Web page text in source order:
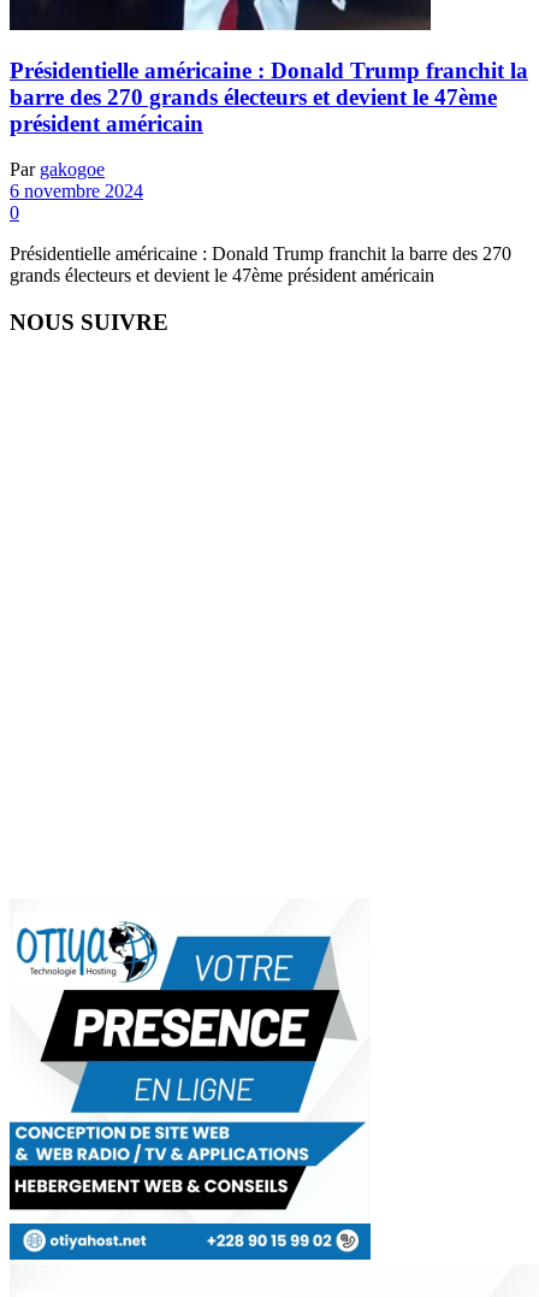
Présidentielle américaine : Donald Trump franchit la
barre des 270 grands électeurs et devient le 47ème
président américain
Par gakogoe
6 novembre 2024
0
Présidentielle américaine : Donald Trump franchit la barre des 270
grands électeurs et devient le 47ème président américain
NOUS SUIVRE